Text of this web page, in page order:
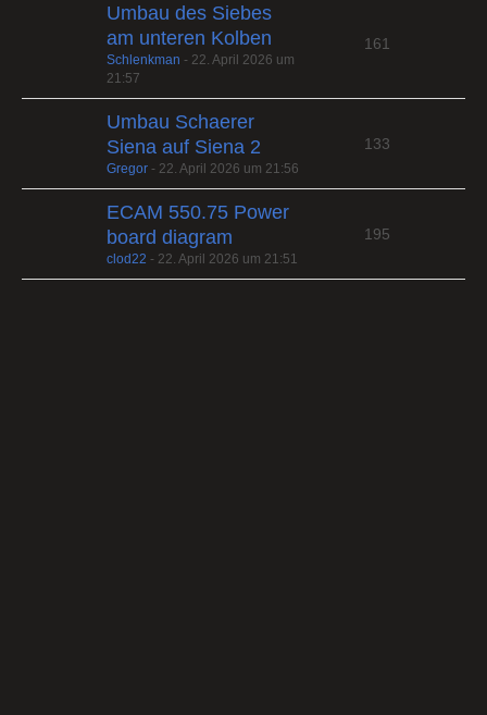
Umbau des Siebes
am unteren Kolben
Schlenkman - 22. April 2026 um
21:57
161
Umbau Schaerer
Siena auf Siena 2
Gregor - 22. April 2026 um 21:56
133
ECAM 550.75 Power
board diagram
clod22 - 22. April 2026 um 21:51
195